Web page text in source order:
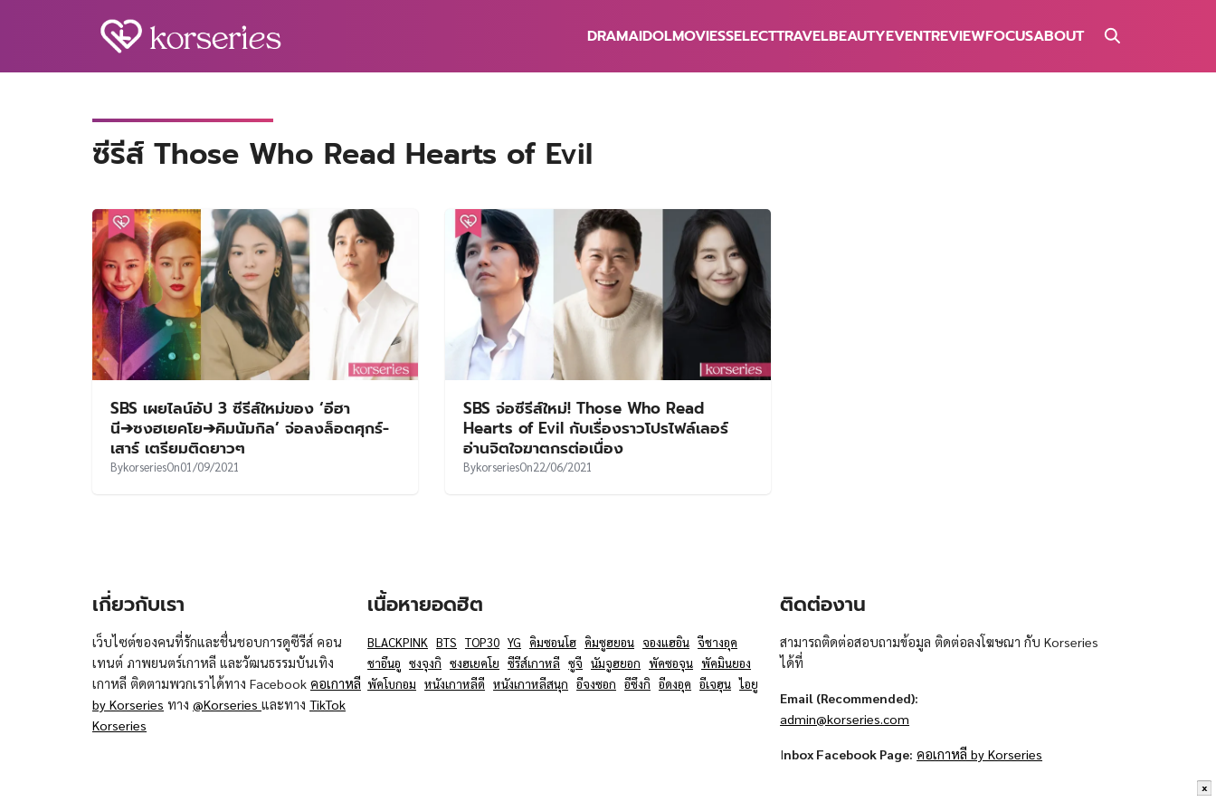
x
DRAMAIDOLMOVIESSELECTTRAVELBEAUTYEVENTREVIEWFOCUSABOUT
ซีรีส์ Those Who Read Hearts of Evil
SBS เผยไลน์อัป 3 ซีรีส์ใหม่ของ ‘อีฮา
นี➔ซงฮเยคโย➔คิมนัมกิล’ จ่อลงล็อตศุกร์-
เสาร์ เตรียมติดยาวๆ
BykorseriesOn01/09/2021
SBS จ่อซีรีส์ใหม่! Those Who Read
Hearts of Evil กับเรื่องราวโปรไฟล์เลอร์
อ่านจิตใจฆาตกรต่อเนื่อง
BykorseriesOn22/06/2021
เกี่ยวกับเรา
เว็บไซต์ของคนที่รักและชื่นชอบการดูซีรีส์ คอน
เทนต์ ภาพยนตร์เกาหลี และวัฒนธรรมบันเทิง
เกาหลี ติดตามพวกเราได้ทาง Facebook คอเกาหลี
by Korseries ทาง @Korseries และทาง TikTok
Korseries
เนื้อหายอดฮิต
BLACKPINK BTS TOP30 YG คิมซอนโฮ คิมซูฮยอน จองแฮอิน จีชางอุค
ชาอึนอู ซงจุงกิ ซงฮเยคโย ซีรีส์เกาหลี ซูจี นัมจูฮยอก พัคซอจุน พัคมินยอง
พัคโบกอม หนังเกาหลีดี หนังเกาหลีสนุก อีจงซอก อีซึงกิ อีดงอุค อีเจฮุน ไอยู
ติดต่องาน
สามารถติดต่อสอบถามข้อมูล ติดต่อลงโฆษณา กับ Korseries
ได้ที่
Email (Recommended):
admin@korseries.com
Inbox Facebook Page: คอเกาหลี by Korseries